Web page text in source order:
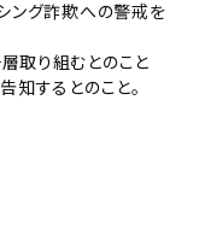
ング詐欺への警戒を
取り組むとのこと
知するとのこと。